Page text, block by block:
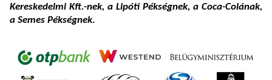
Kereskedelmi Kft.-nek, a Lipóti Pékségnek, a Coca-Colának,
a Semes Pékségnek.